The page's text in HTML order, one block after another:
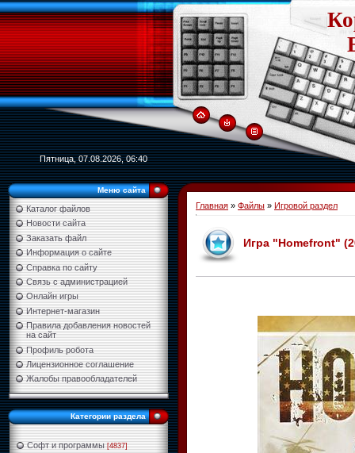
Пятница, 07.08.2026, 06:40
Меню сайта
Каталог файлов
Новости сайта
Заказать файл
Информация о сайте
Справка по сайту
Связь с администрацией
Онлайн игры
Интернет-магазин
Правила добавления новостей
на сайт
Профиль робота
Лицензионное соглашение
Жалобы правообладателей
Категории раздела
Софт и программы [4837]
Главная » Файлы » Игровой раздел
Игра "Homefront"